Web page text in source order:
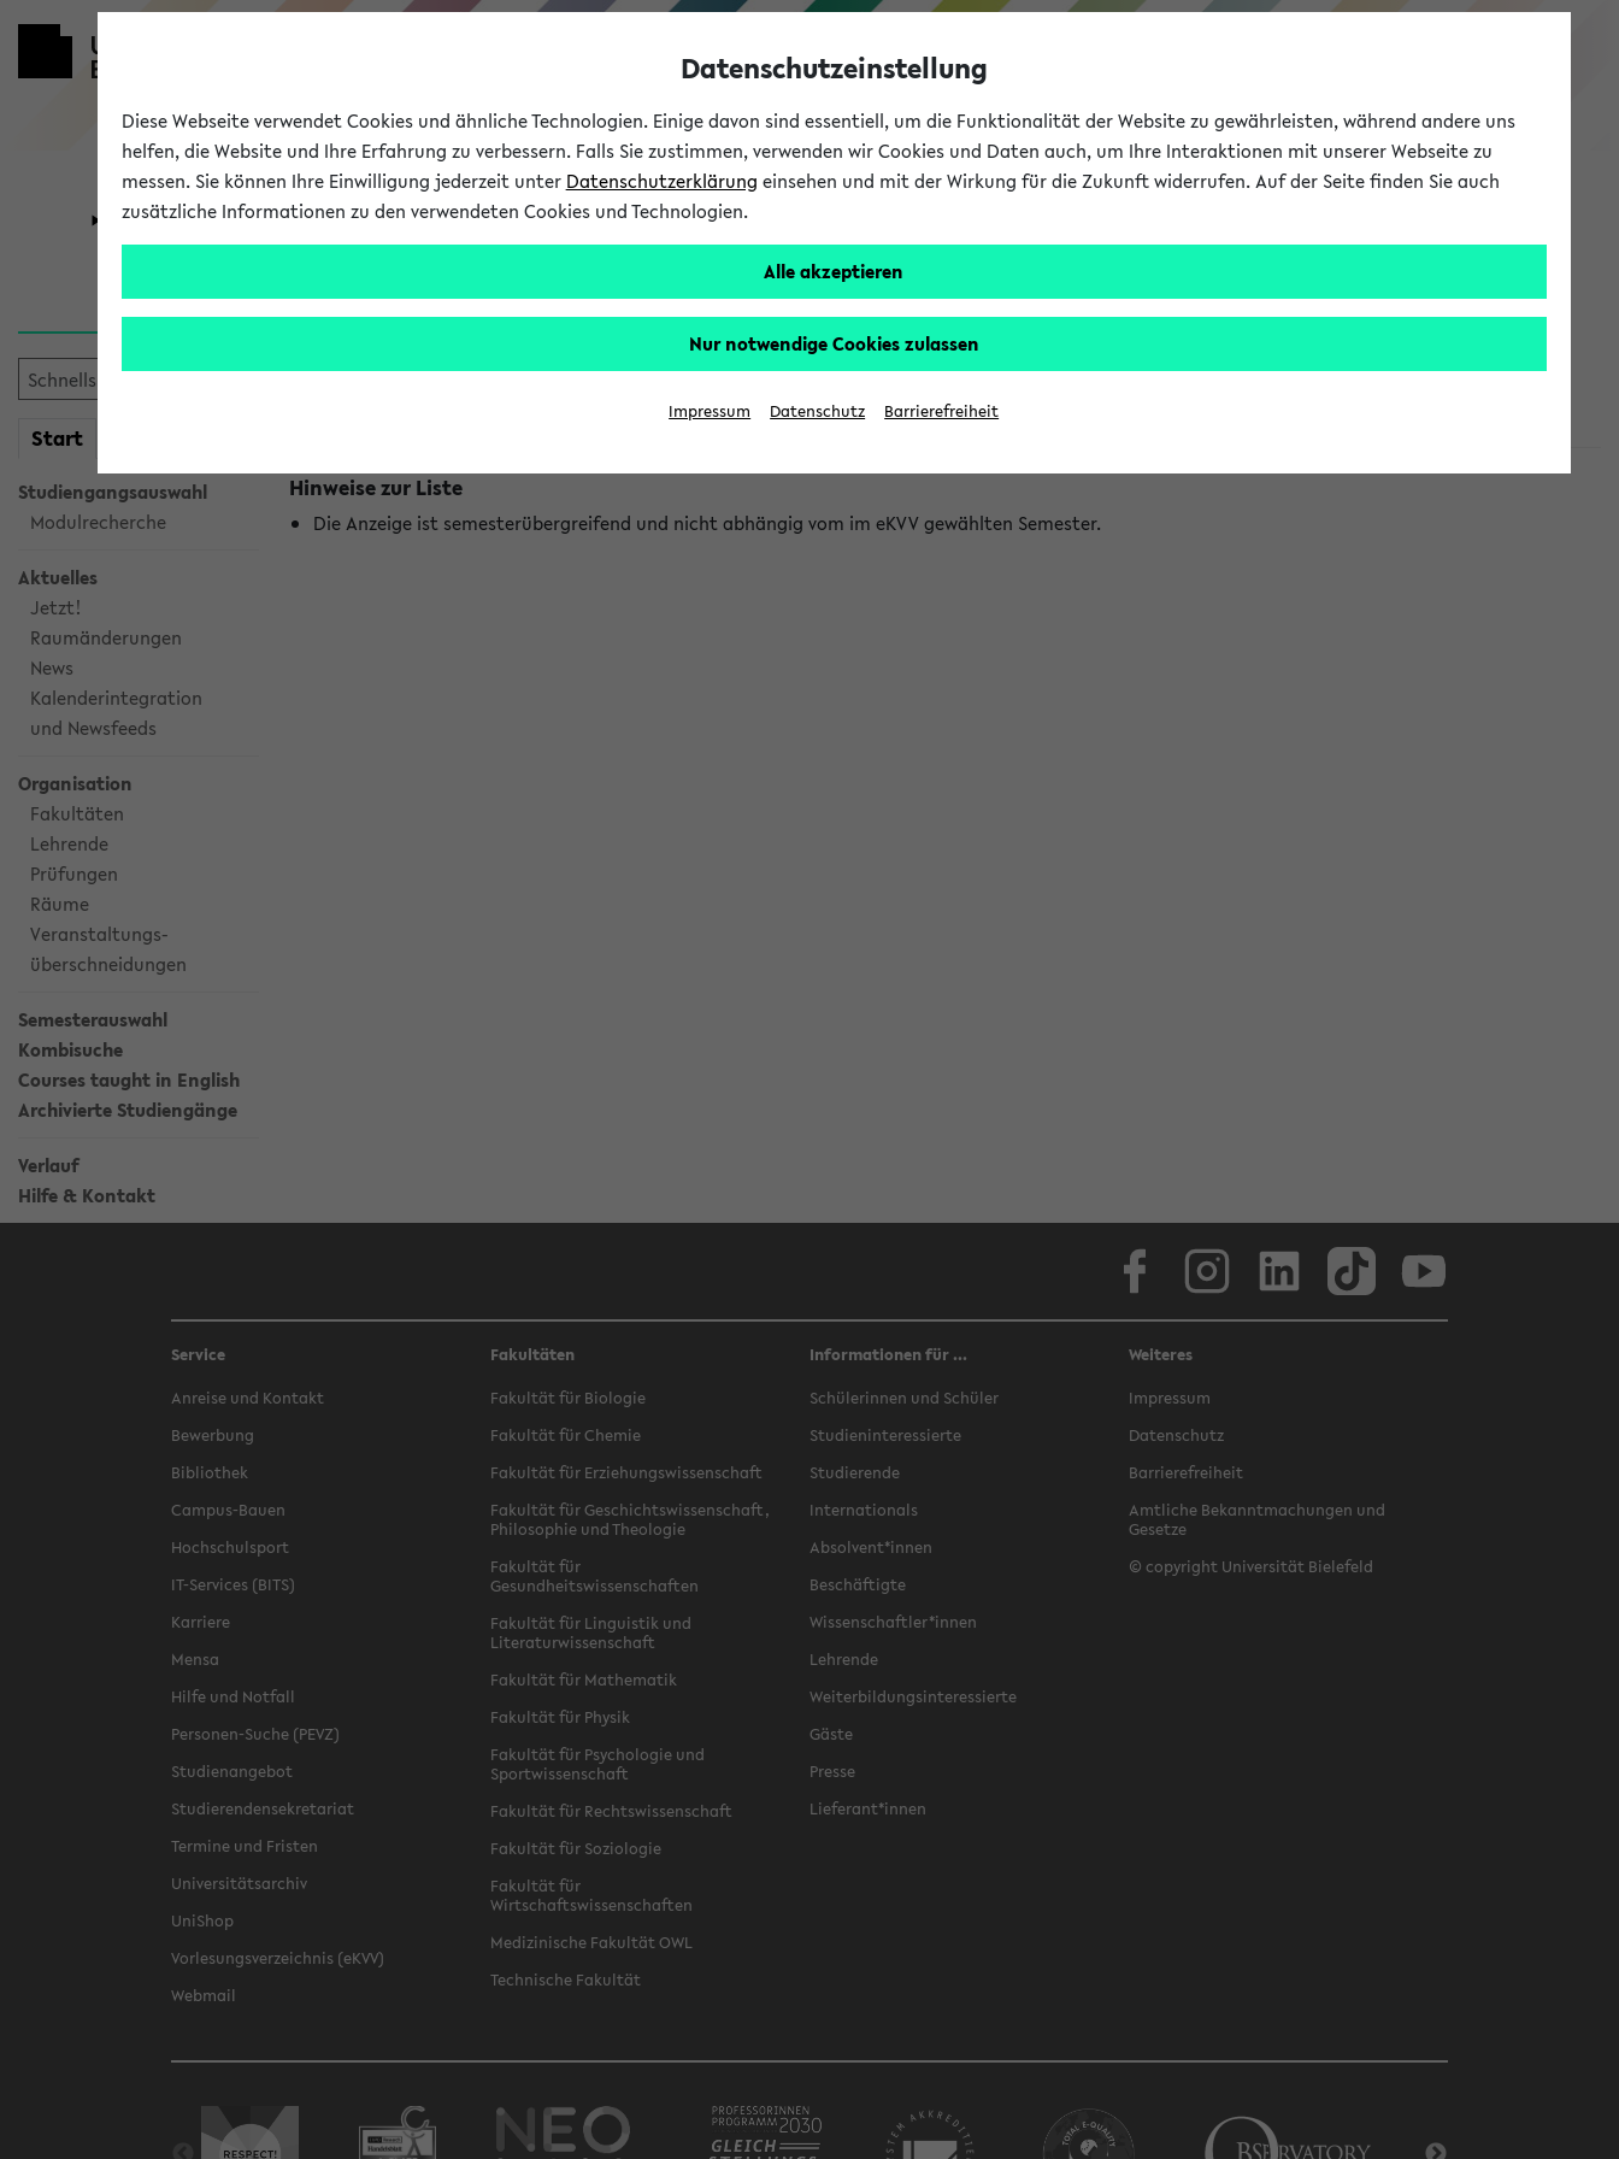
eKVV
Universität Forschung Studium
Start
Studiengangsauswahl
Modulrecherche
Aktuelles
Jetzt!
Raumänderungen
News
Kalenderintegration
und Newsfeeds
Organisation
Fakultäten
Lehrende
Prüfungen
Räume
Veranstaltungs-
überschneidungen
Semesterauswahl
Kombisuche
Courses taught in English
Archivierte Studiengänge
Verlauf
Hilfe & Kontakt
Jetzt und in Kürze stattfindende Veranstaltungen
Hinweise zur Liste
Die Anzeige ist semesterübergreifend und nicht abhängig vom im eKVV gewählten Semester.
Service
Anreise und Kontakt
Bewerbung
Bibliothek
Campus-Bauen
Hochschulsport
IT-Services (BITS)
Karriere
Mensa
Hilfe und Notfall
Personen-Suche (PEVZ)
Studienangebot
Studierendensekretariat
Termine und Fristen
Universitätsarchiv
UniShop
Vorlesungsverzeichnis (eKVV)
Webmail
Fakultäten
Fakultät für Biologie
Fakultät für Chemie
Fakultät für Erziehungswissenschaft
Fakultät für Geschichtswissenschaft,
Philosophie und Theologie
Fakultät für
Gesundheitswissenschaften
Fakultät für Linguistik und
Literaturwissenschaft
Fakultät für Mathematik
Fakultät für Physik
Fakultät für Psychologie und
Sportwissenschaft
Fakultät für Rechtswissenschaft
Fakultät für Soziologie
Fakultät für
Wirtschaftswissenschaften
Medizinische Fakultät OWL
Technische Fakultät
Informationen für ...
Schülerinnen und Schüler
Studieninteressierte
Studierende
Internationals
Absolvent*innen
Beschäftigte
Wissenschaftler*innen
Lehrende
Weiterbildungsinteressierte
Gäste
Presse
Lieferant*innen
Weiteres
Impressum
Datenschutz
Barrierefreiheit
Amtliche Bekanntmachungen und
Gesetze
© copyright Universität Bielefeld
Datenschutzeinstellung
Diese Webseite verwendet Cookies und ähnliche Technologien. Einige davon sind essentiell, um die Funktionalität der Website zu gewährleisten, während andere uns
helfen, die Website und Ihre Erfahrung zu verbessern. Falls Sie zustimmen, verwenden wir Cookies und Daten auch, um Ihre Interaktionen mit unserer Webseite zu
messen. Sie können Ihre Einwilligung jederzeit unter Datenschutzerklärung einsehen und mit der Wirkung für die Zukunft widerrufen. Auf der Seite finden Sie auch
zusätzliche Informationen zu den verwendeten Cookies und Technologien.
Alle akzeptieren
Nur notwendige Cookies zulassen
Impressum Datenschutz Barrierefreiheit